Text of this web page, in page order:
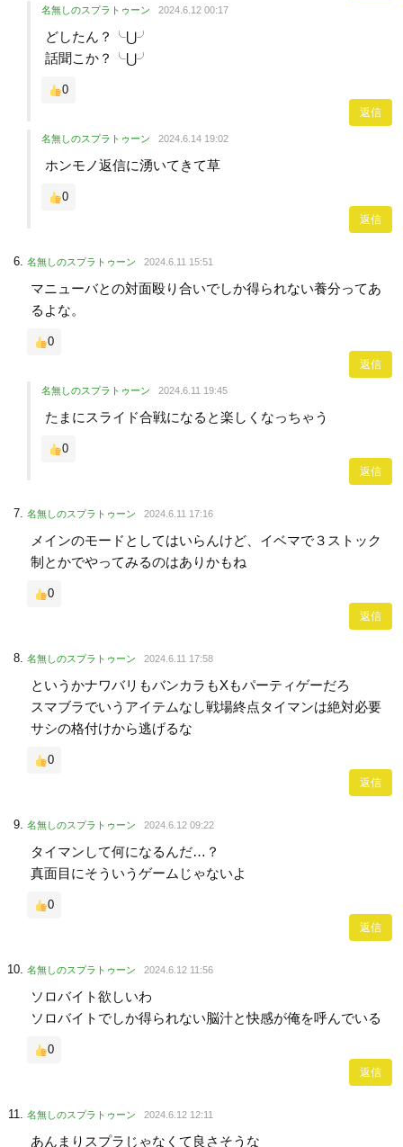
名無しのスプラトゥーン 2024.6.12 00:17
どしたん？╰⋃╯
話聞こか？╰⋃╯
0
返信
名無しのスプラトゥーン 2024.6.14 19:02
ホンモノ返信に湧いてきて草
0
返信
名無しのスプラトゥーン 2024.6.11 15:51
マニューバとの対面殴り合いでしか得られない養分ってあ
るよな。
0
返信
名無しのスプラトゥーン 2024.6.11 19:45
たまにスライド合戦になると楽しくなっちゃう
0
返信
名無しのスプラトゥーン 2024.6.11 17:16
メインのモードとしてはいらんけど、イベマで３ストック
制とかでやってみるのはありかもね
0
返信
名無しのスプラトゥーン 2024.6.11 17:58
というかナワバリもバンカラもXもパーティゲーだろ
スマブラでいうアイテムなし戦場終点タイマンは絶対必要
サシの格付けから逃げるな
0
返信
名無しのスプラトゥーン 2024.6.12 09:22
タイマンして何になるんだ…？
真面目にそういうゲームじゃないよ
0
返信
名無しのスプラトゥーン 2024.6.12 11:56
ソロバイト欲しいわ
ソロバイトでしか得られない脳汁と快感が俺を呼んでいる
0
返信
名無しのスプラトゥーン 2024.6.12 12:11
あんまりスプラじゃなくて良さそうな